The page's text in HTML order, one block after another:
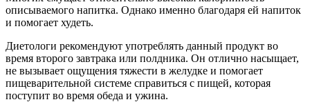
описываемого напитка. Однако именно благодаря ей напиток
и помогает худеть.
Диетологи рекомендуют употреблять данный продукт во
время второго завтрака или полдника. Он отлично насыщает,
не вызывает ощущения тяжести в желудке и помогает
пищеварительной системе справиться с пищей, которая
поступит во время обеда и ужина.